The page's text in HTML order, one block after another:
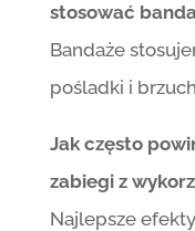
stosować
Bandaże
pośladki i
Jak często
zabiegi z
Najlepsze